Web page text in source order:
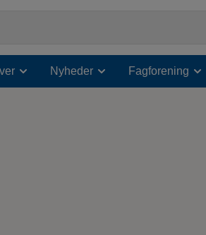
Nyheder Fagforening